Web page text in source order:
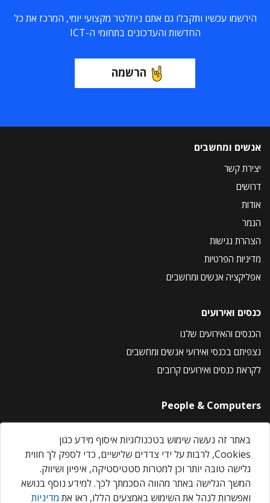
הירשמו עכשיו ותקבלו גם אתם ניוזלטר מקצועי יומי, המרכז את כל
החדשות והעדכונים בתחומי ה-ICT
הרשמה
אנשים ומחשבים
יצירת קשר
דרושים
אודות
הנמר
הצהרת נגישות
מדיניות הפרטיות
אפליקציה אנשים ומחשבים
כנסים ואירועים
הכנסים והאירועים שלנו
נצפיתם בכנסי ואירועי אנשים ומחשבים
לקראת כנסים ואירועים קרובים
People & Computers
About Us
Privacy Policy
Contact Us
Our Events
באתר זה נעשה שימוש בטכנולוגיות איסוף מידע כגון
Cookies, לרבות על ידי צדדים שלישיים, כדי לספק לך חווית
גלישה טובה יותר וכן למטרות סטטיסטיקה, איפיון ושיווק.
המשך הגלישה באתר מהווה הסכמתך לכך. למידע נוסף בנושא
ואפשרות לנהל את השימוש באמצעים הללו, ראו את מדיניות